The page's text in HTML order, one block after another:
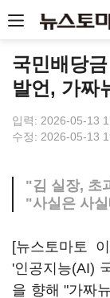
국민배당
발언, 가짜
입력: 2026-05-13
수정: 2026-05-13
"김 실장, 초
"사실은 사
[뉴스토마토
'인공지능(AI)
을 향해 "가짜